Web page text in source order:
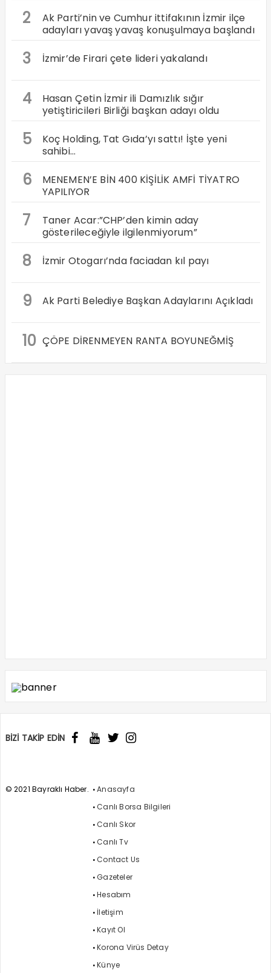
2
Ak Parti’nin ve Cumhur ittifakının İzmir ilçe
adayları yavaş yavaş konuşulmaya başlandı
3 İzmir’de Firari çete lideri yakalandı
4
Hasan Çetin İzmir ili Damızlık sığır
yetiştiricileri Birliği başkan adayı oldu
5
Koç Holding, Tat Gıda’yı sattı! İşte yeni
sahibi…
6
MENEMEN’E BİN 400 KİŞİLİK AMFİ TİYATRO
YAPILIYOR
7
Taner Acar:”CHP’den kimin aday
gösterileceğiyle ilgilenmiyorum”
8 İzmir Otogarı’nda faciadan kıl payı
9 Ak Parti Belediye Başkan Adaylarını Açıkladı
10 ÇÖPE DİRENMEYEN RANTA BOYUNEĞMİŞ
BİZİ TAKİP EDİN
© 2021 Bayraklı Haber.
Anasayfa
Canlı Borsa Bilgileri
Canlı Skor
Canlı Tv
Contact Us
Gazeteler
Hesabım
İletişim
Kayıt Ol
Korona Virüs Detay
Künye